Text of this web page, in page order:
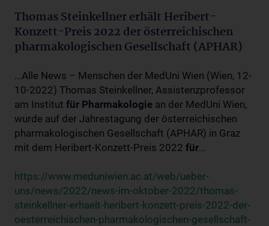
Thomas Steinkellner erhält Heribert-
Konzett-Preis 2022 der österreichischen
pharmakologischen Gesellschaft (APHAR)
...Alle News – Menschen der MedUni Wien (Wien, 12-
10-2022) Thomas Steinkellner, Assistenzprofessor
am Institut für Pharmakologie an der MedUni Wien,
wurde auf der Jahrestagung der österreichischen
pharmakologischen Gesellschaft (APHAR) in Graz
mit dem Heribert-Konzett-Preis 2022 für...
https://www.meduniwien.ac.at/web/ueber-
uns/news/2022/news-im-oktober-2022/thomas-
steinkellner-erhaelt-heribert-konzett-preis-2022-der-
oesterreichischen-pharmakologischen-gesellschaft-